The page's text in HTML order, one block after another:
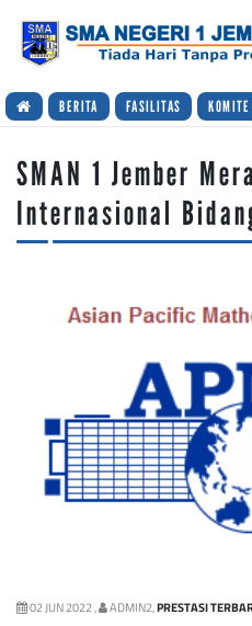
BERITA FASILITAS KOMITE
SMAN 1 Jember
Internasional
02 JUN 2022 , ADMIN2,PRESTASI